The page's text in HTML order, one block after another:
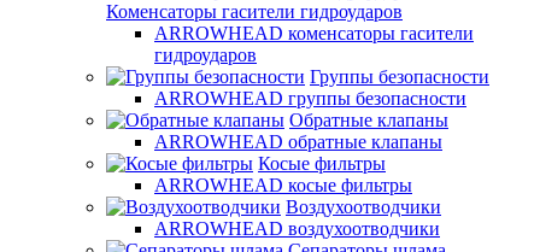
Коменсаторы гасители гидроударов
ARROWHEAD коменсаторы гасители
гидроударов
Группы безопасности
ARROWHEAD группы безопасности
Обратные клапаны
ARROWHEAD обратные клапаны
Косые фильтры
ARROWHEAD косые фильтры
Воздухоотводчики
ARROWHEAD воздухоотводчики